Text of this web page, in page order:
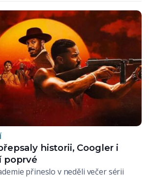
historii, Coogler i
poprvé
přineslo v neděli večer sérii